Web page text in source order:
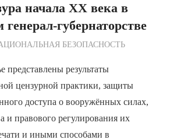
начала XX века в
губернаторстве
по РедакцииБЕЗОПАСНОСТЬ
представлены результаты
цензурной практики, защиты
доступа о вооружённых силах,
и правового регулирования их
и иными способами в